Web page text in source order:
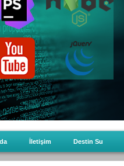
İletişim Destin Su